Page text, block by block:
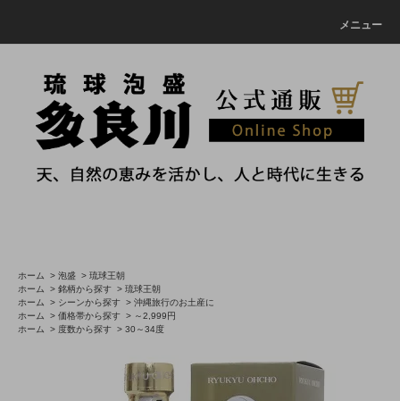
メニュー
ホーム > 泡盛 > 琉球王朝
ホーム
> 銘柄から探す > 琉球王朝
ホーム
> シーンから探す > 沖縄旅行のお土産に
ホーム
> 価格帯から探す > ～2,999円
ホーム
> 度数から探す > 30～34度